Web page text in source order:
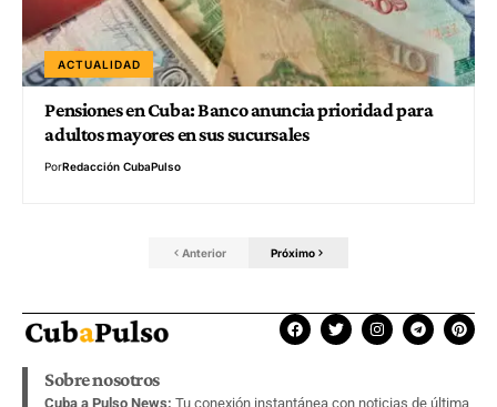
ACTUALIDAD
Pensiones en Cuba: Banco anuncia prioridad para
adultos mayores en sus sucursales
PorRedacción CubaPulso
Anterior Próximo
Sobre nosotros
Cuba a Pulso News: Tu conexión instantánea con noticias de última